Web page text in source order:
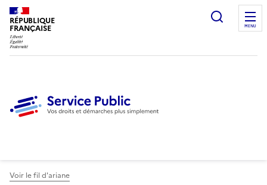
RÉPUBLIQUE
FRANÇAISE
Ouvrir
MENU
Voir le fil d'ariane